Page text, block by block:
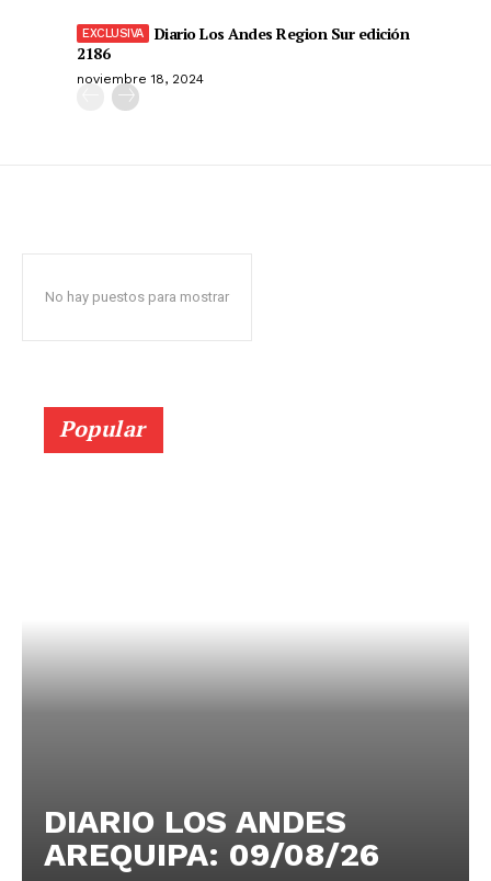
Diario Los Andes Region Sur edición
2186
noviembre 18, 2024
No hay puestos para mostrar
Popular
DIARIO LOS ANDES
AREQUIPA: 09/08/26